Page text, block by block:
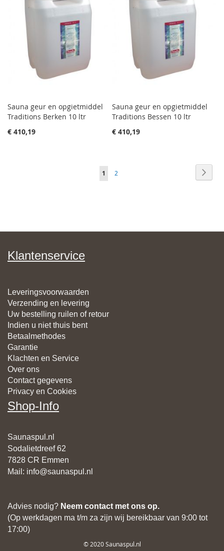
Sauna geur en opgietmiddel
Traditions Berken 10 ltr
€ 410,19
Sauna geur en opgietmiddel
Traditions Bessen 10 ltr
€ 410,19
Pagina
Je1 Pagina
2
Klantenservice
Leveringsvoorwaarden
Verzending en levering
Uw bestelling ruilen of retour
Indien u niet thuis bent
Betaalmethodes
Garantie
Klachten en Service
Over ons
Contact gegevens
Privacy en Cookies
Shop-Info
Saunaspul.nl
Sodalietdreef 62
7828 CR Emmen
Mail : info@saunaspul.nl
Advies nodig? Neem contact met ons op.
(Op werkdagen ma t/m za zijn wij bereikbaar van 9:00 tot
17:00)
© 2020 Saunaspul.nl